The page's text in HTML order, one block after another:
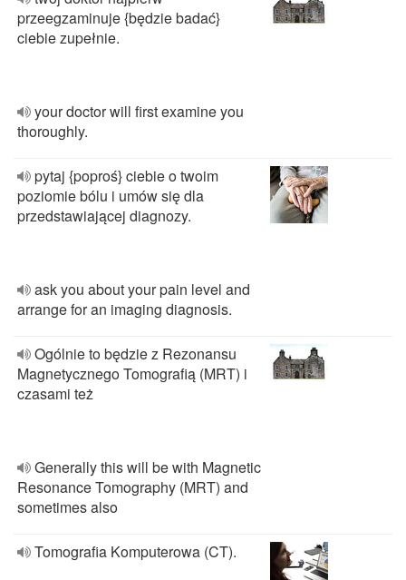
przeegzaminuje {będzie badać}
ciebie zupełnie.
your doctor will first examine you
thoroughly.
pytaj {poproś} ciebie o twoim
poziomie bólu i umów się dla
przedstawiającej diagnozy.
ask you about your pain level and
arrange for an imaging diagnosis.
Ogólnie to będzie z Rezonansu
Magnetycznego Tomografią (MRT) i
czasami też
Generally this will be with Magnetic
Resonance Tomography (MRT) and
sometimes also
Tomografia Komputerowa (CT).